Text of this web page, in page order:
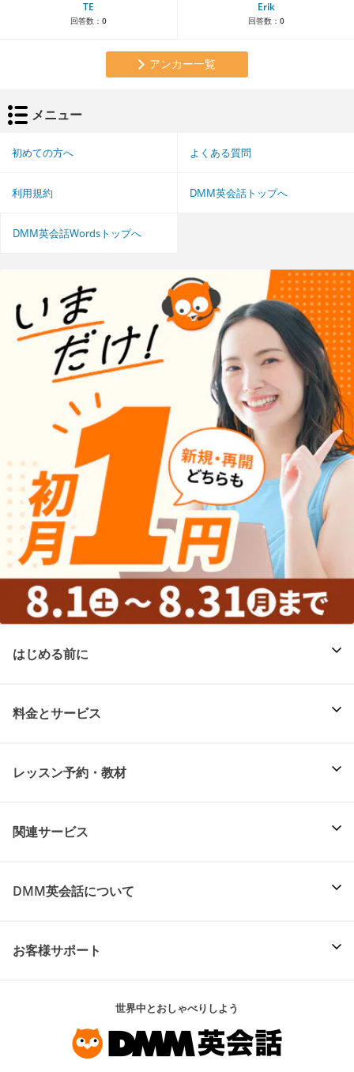
TE
回答数： 0
Erik
回答数： 0
アンカー一覧
メニュー
初めての方へ よくある質問
利用規約 DMM英会話トップへ
DMM英会話Wordsトップへ
はじめる前に
料金とサービス
レッスン予約・教材
関連サービス
DMM英会話について
お客様サポート
世界中とおしゃべりしよう